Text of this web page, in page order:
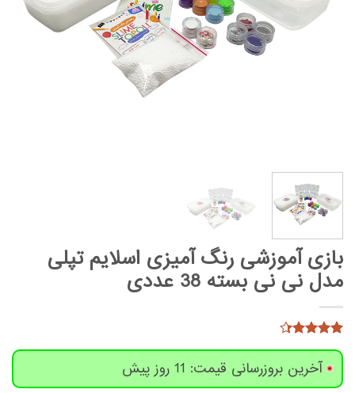
بازی آموزشی رنگ آمیزی اسلایم تپلی
مدل نی نی بسته 38 عددی
از 5
امتیاز
مشتری
آخرین بروزرسانی قیمت: 11 روز پیش